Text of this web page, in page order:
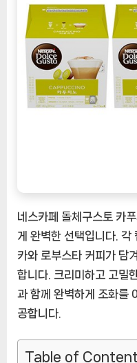
토
푸
치
노:
커
피
거
움
[CoffeeTimeNOW
ㅣ
추
상
품]
네스카페 돌체구스토 카
게 완벽한 선택입니다.
카와 로부스타 커피가 담
합니다. 크리미하고 고밀
과 함께 완벽하게 조화를
공합니다.
Table of